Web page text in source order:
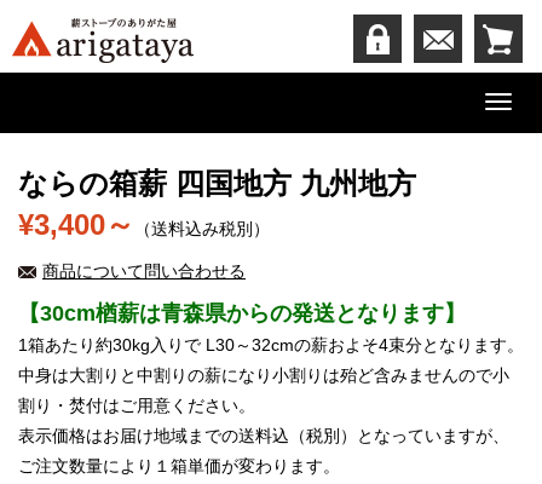
ならの箱薪 四国地方 九州地方
¥3,400～
（送料込み税別）
商品について問い合わせる
【30cm楢薪は青森県からの発送となります】
1箱あたり約30kg入りで L30～32cmの薪およそ4束分となります。
中身は大割りと中割りの薪になり小割りは殆ど含みませんので小
割り・焚付はご用意ください。
表示価格はお届け地域までの送料込（税別）となっていますが、
ご注文数量により１箱単価が変わります。